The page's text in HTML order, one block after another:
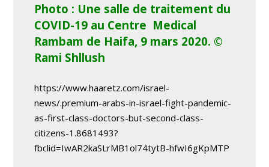
Photo : Une salle de traitement du
COVID-19 au Centre Medical
Rambam de Haifa, 9 mars 2020. ©
Rami Shllush
https://www.haaretz.com/israel-
news/.premium-arabs-in-israel-fight-pandemic-
as-first-class-doctors-but-second-class-
citizens-1.8681493?
fbclid=IwAR2kaSLrMB1ol74tytB-hfwI6gKpMTP